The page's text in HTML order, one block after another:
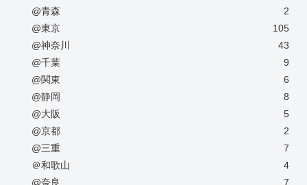
@青森
2
@東京
105
@神奈川
43
@千葉
9
@関東
6
@静岡
8
@大阪
5
@京都
2
@三重
7
＠和歌山
4
@奈良
7